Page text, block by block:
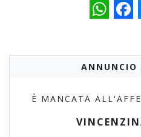
ANNUNCIO
È MANCATA